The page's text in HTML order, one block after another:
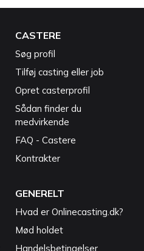
CASTERE
Søg profil
Tilføj casting eller job
Opret casterprofil
Sådan finder du
medvirkende
FAQ - Castere
Kontrakter
GENERELT
Hvad er Onlinecasting.dk?
Mød holdet
Handelsbetingelser